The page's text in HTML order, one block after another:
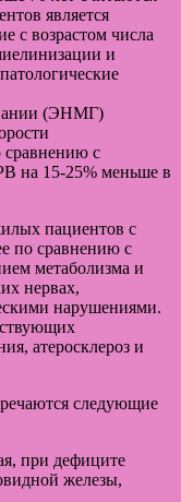
является
с возрастом числа
и
(ЭНМГ)
сравнению с
на 15-25% меньше в
пациентов с
по сравнению с
метаболизма и
нервах,
нарушениями.
атеросклероз и
следующие
при дефиците
железы,